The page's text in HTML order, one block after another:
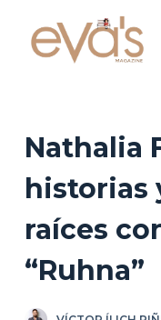
n
Nathalia
historias
raíces
“Ruhna”